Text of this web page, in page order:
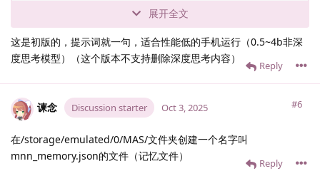
展开全文
这是初版的，提示词就一句，适合性能低的手机运行（0.5~4b非深
度思考模型）（这个版本不支持删除深度思考内容）
Reply
谏念 Discussion starter #6
Oct 3, 2025
在/storage/emulated/0/MAS/文件夹创建一个名字叫
mnn_memory.json的文件（记忆文件）
Reply